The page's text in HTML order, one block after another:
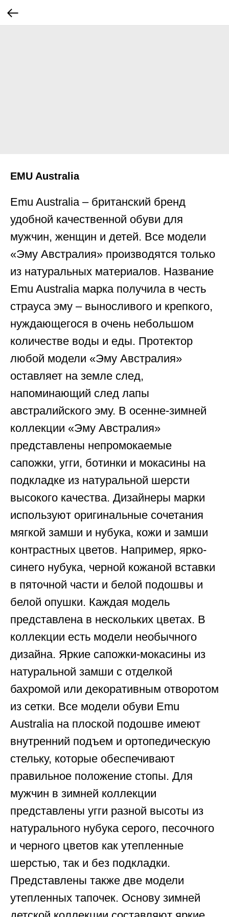
EMU Australia
Emu Australia – британский бренд
удобной качественной обуви для
мужчин, женщин и детей. Все модели
«Эму Австралия» производятся только
из натуральных материалов. Название
Emu Australia марка получила в честь
страуса эму – выносливого и крепкого,
нуждающегося в очень небольшом
количестве воды и еды. Протектор
любой модели «Эму Австралия»
оставляет на земле след,
напоминающий след лапы
австралийского эму. В осенне-зимней
коллекции «Эму Австралия»
представлены непромокаемые
сапожки, угги, ботинки и мокасины на
подкладке из натуральной шерсти
высокого качества. Дизайнеры марки
используют оригинальные сочетания
мягкой замши и нубука, кожи и замши
контрастных цветов. Например, ярко-
синего нубука, черной кожаной вставки
в пяточной части и белой подошвы и
белой опушки. Каждая модель
представлена в нескольких цветах. В
коллекции есть модели необычного
дизайна. Яркие сапожки-мокасины из
натуральной замши с отделкой
бахромой или декоративным отворотом
из сетки. Все модели обуви Emu
Australia на плоской подошве имеют
внутренний подъем и ортопедическую
стельку, которые обеспечивают
правильное положение стопы. Для
мужчин в зимней коллекции
представлены угги разной высоты из
натурального нубука серого, песочного
и черного цветов как утепленные
шерстью, так и без подкладки.
Представлены также две модели
утепленных тапочек. Основу зимней